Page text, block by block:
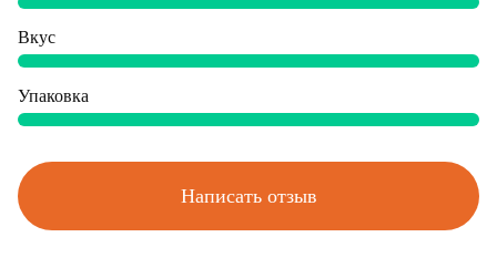
Вкус
Упаковка
Написать отзыв